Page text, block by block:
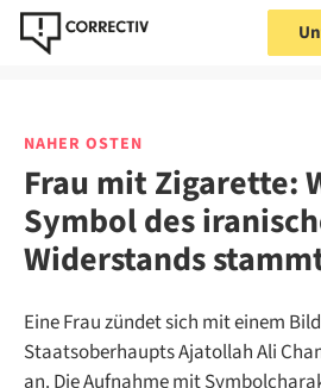
NAHER OSTEN
Frau mit Zigarette:
Symbol des
Widerstands
Eine Frau zündet sich mit einem
Staatsoberhaupts Ajatollah Ali
an. Die Aufnahme mit